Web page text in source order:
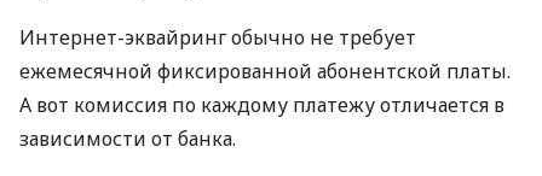
Интернет-эквайринг обычно не требует
ежемесячной фиксированной абонентской платы.
А вот комиссия по каждому платежу отличается в
зависимости от банка.